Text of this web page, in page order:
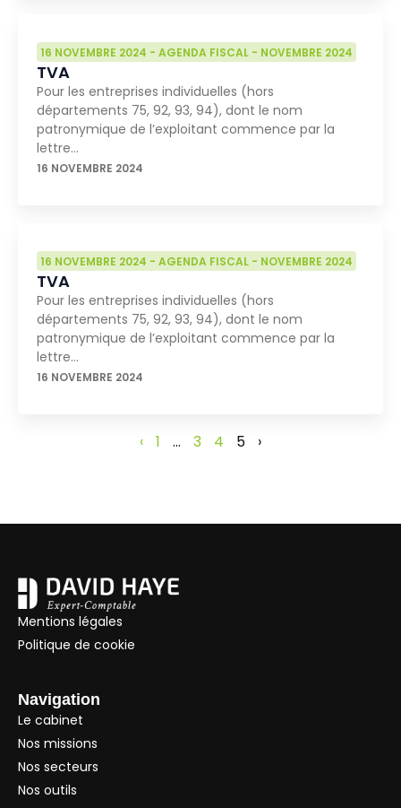
16 NOVEMBRE 2024 - AGENDA FISCAL - NOVEMBRE 2024
TVA
Pour les entreprises individuelles (hors
départements 75, 92, 93, 94), dont le nom
patronymique de l’exploitant commence par la
lettre…
16 NOVEMBRE 2024
16 NOVEMBRE 2024 - AGENDA FISCAL - NOVEMBRE 2024
TVA
Pour les entreprises individuelles (hors
départements 75, 92, 93, 94), dont le nom
patronymique de l’exploitant commence par la
lettre…
16 NOVEMBRE 2024
‹ 1 … 3 4 5 ›
Mentions légales
Politique de cookie
Navigation
Le cabinet
Nos missions
Nos secteurs
Nos outils